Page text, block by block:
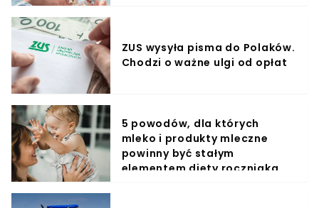
ZUS wysyła pisma do Polaków.
Chodzi o ważne ulgi od opłat
5 powodów, dla których
mleko i produkty mleczne
powinny być stałym
elementem diety roczniaka